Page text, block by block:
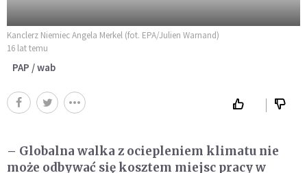
Kanclerz Niemiec Angela Merkel (fot. EPA/Julien Warnand)
16 lat temu
PAP / wab
– Globalna walka z ociepleniem klimatu nie
może odbywać się kosztem miejsc pracy w